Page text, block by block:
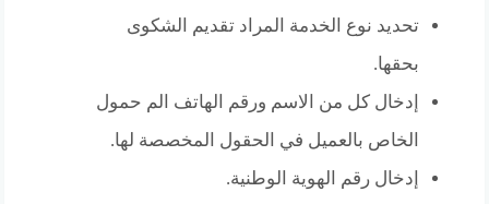
تحديد نوع الخدمة المراد تقديم الشكوى
بحقها.
إدخال كل من الاسم ورقم الهاتف الم حمول
الخاص بالعميل في الحقول المخصصة لها.
إدخال رقم الهوية الوطنية.